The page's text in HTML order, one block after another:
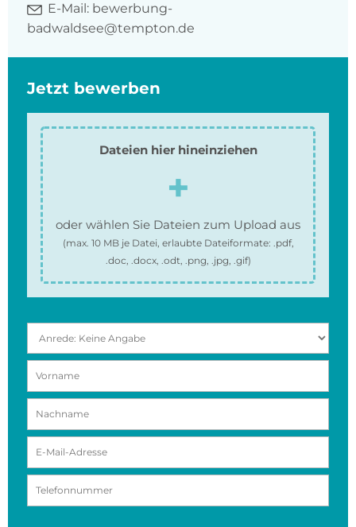
E-Mail: bewerbung-
badwaldsee@tempton.de
Jetzt bewerben
Dateien hier hineinziehen
oder wählen Sie Dateien zum Upload aus
(max. 10 MBje Datei, erlaubte Dateiformate: .pdf,
.doc, .docx, .odt, .png, .jpg, .gif)